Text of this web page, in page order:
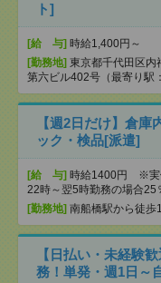
ト]
[給 与] 時給1,400円～
[勤務地] 東京都千代田区内
第六ビル402号（最寄り駅
【週2日だけ】倉
ック・検品[派遣]
[給 与] 時給1400円 ※実
22時～翌5時勤務の場合25
[勤務地] 南船橋駅から徒歩
【日払い・未経験
務！単発・週1日～